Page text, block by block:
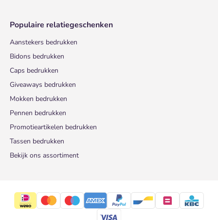
Populaire relatiegeschenken
Aanstekers bedrukken
Bidons bedrukken
Caps bedrukken
Giveaways bedrukken
Mokken bedrukken
Pennen bedrukken
Promotieartikelen bedrukken
Tassen bedrukken
Bekijk ons assortiment